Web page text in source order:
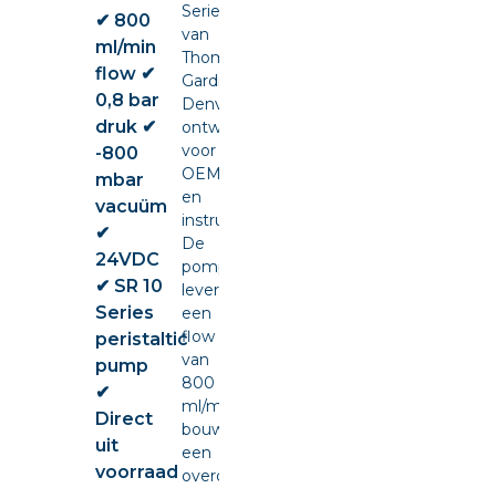
✔ 800
ml/min
flow ✔
0,8 bar
druk ✔
-800
mbar
vacuüm
✔
24VDC
✔ SR 10
Series
peristaltic
pump
✔
Direct
uit
voorraad
Series
van
Thomas
Gardner
Denver,
ontwikkeld
voor
OEM-
en
instrumentintegratie.
De
pomp
levert
een
flow
van
800
ml/min,
bouwt
een
overdruk